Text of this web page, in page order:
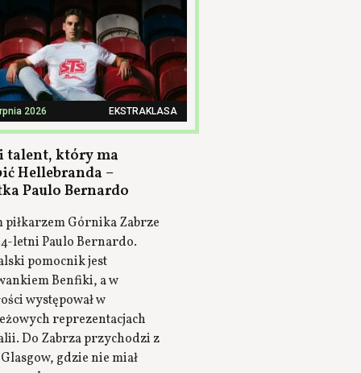
2026 EKSTRAKLASA
talent, który ma
Hellebranda –
Paulo Bernardo
piłkarzem Górnika Zabrze
letni Paulo Bernardo.
pomocnik jest
Benfiki, a w
występował w
reprezentacjach
Do Zabrza przychodzi z
gdzie nie miał